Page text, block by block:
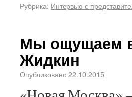
Рубрика: Интервью с
Мы ощущаем
Жидкин
Опубликовано 22.10.2015